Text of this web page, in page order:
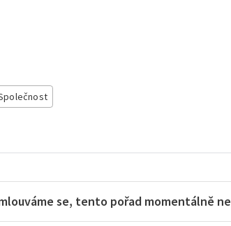
se, tento pořad momentálně